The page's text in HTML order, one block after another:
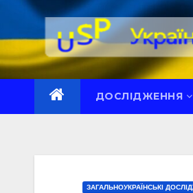
Перейти
вмісту
ДОСЛІДЖЕННЯ
ЗАГАЛЬНОУКРАЇНСЬКІ